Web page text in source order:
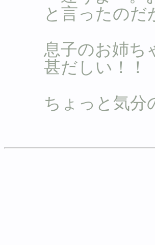
と言ったのだ
息子のお姉
甚だしい！！
ちょっと気分